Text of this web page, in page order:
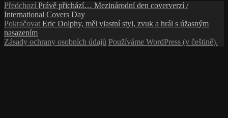
Navigace
pro
příspěvek
Předchozí Předchozí
příspěvek:
Právě přichází… Mezinárodní den coververzí /
International Covers Day
Pokračovat Následující
Eric Dolphy, měl vlastní styl, zvuk a hrál s úžasným
nasazením
Zásady ochrany osobních údajů Používáme WordPress (v češtině).